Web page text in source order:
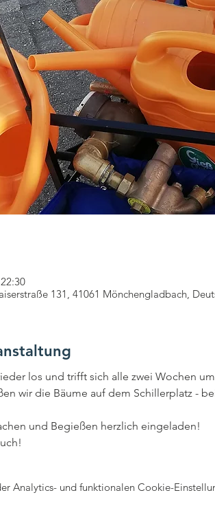
131, 41061 Mönchengladbach,
los und trifft sich alle zwei Wochen um
wir die Bäume auf dem Schillerplatz -
und Begießen herzlich eingeladen!
Analytics- und funktionalen Cookie-